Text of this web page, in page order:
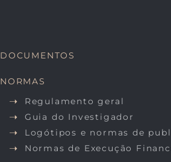
DOCUMENTOS
NORMAS
Regulamento geral
Guia do Investigador
Logótipos e normas de
Normas de Execução